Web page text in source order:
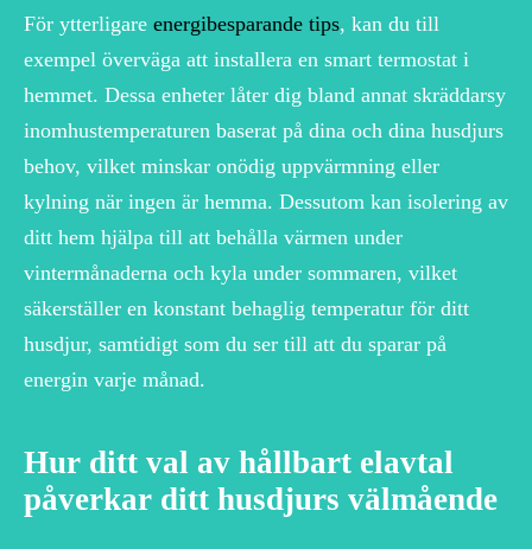
För ytterligare energibesparande tips, kan du till
exempel överväga att installera en smart termostat i
hemmet. Dessa enheter låter dig bland annat skräddarsy
inomhustemperaturen baserat på dina och dina husdjurs
behov, vilket minskar onödig uppvärmning eller
kylning när ingen är hemma. Dessutom kan isolering av
ditt hem hjälpa till att behålla värmen under
vintermånaderna och kyla under sommaren, vilket
säkerställer en konstant behaglig temperatur för ditt
husdjur, samtidigt som du ser till att du sparar på
energin varje månad.
Hur ditt val av hållbart elavtal
påverkar ditt husdjurs välmående